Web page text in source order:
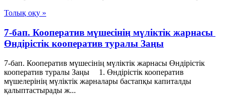
Толық оқу »
7-бап. Кооператив мүшесiнiң мүлiктiк жарнасы
Өндiрiстiк кооператив туралы Заңы
7-бап. Кооператив мүшесiнiң мүлiктiк жарнасы Өндiрiстiк
кооператив туралы Заңы 1. Өндiрiстiк кооператив
мүшелерiнiң мүлiктiк жарналары бастапқы капиталды
қалыптастырады ж...